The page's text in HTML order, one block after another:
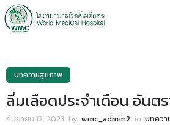
บทความสุขภาพ
ลิ่มเลือดประจำเดือน อันต
กันยายน 12, 2023 by wmc_admin2 in บทคว